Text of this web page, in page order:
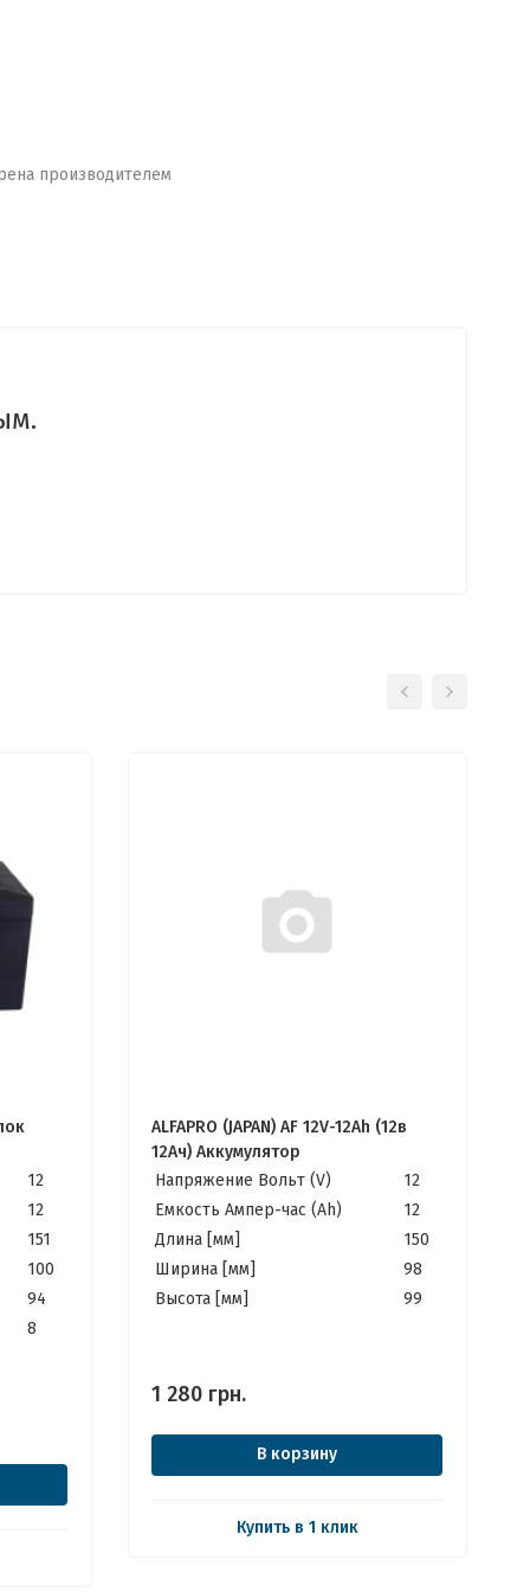
производителем
12
12
151
100
94
8
ALFAPRO (JAPAN) AF 12V-12Ah (12в
12Ач) Аккумулятор
Напряжение Вольт (V)
12
Емкость Ампер-час (Ah)
12
Длина [мм]
150
Ширина [мм]
98
Высота [мм]
99
1 280 грн.
В корзину
Купить в 1 клик